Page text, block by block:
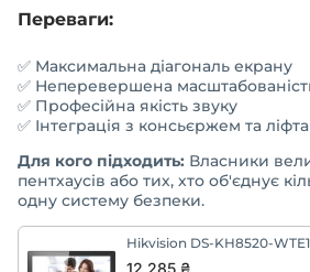
Переваги:
✅ Максимальна діагональ екрану
✅ Неперевершена
✅ Професійна якість звуку
✅ Інтеграція з консьєржем та
Для кого підходить: Власники
пентхаусів або тих, хто об'єднує
одну систему безпеки.
Hikvision DS-KH8520-